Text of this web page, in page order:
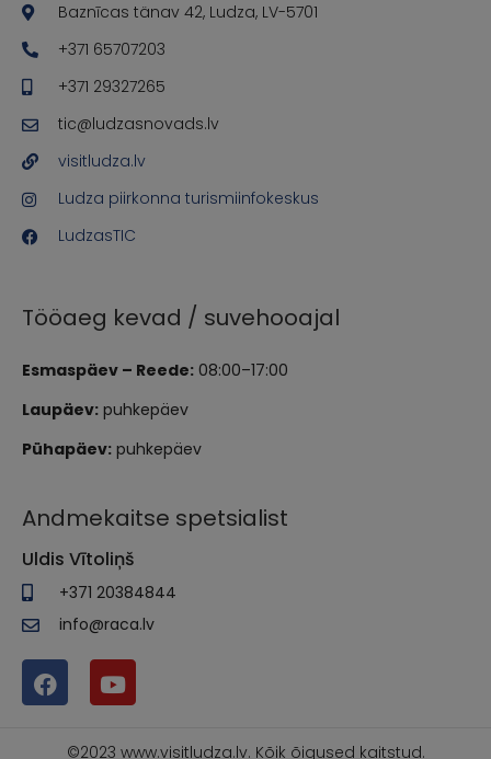
Baznīcas tänav 42, Ludza, LV-5701
+371 65707203
+371 29327265
tic@ludzasnovads.lv
visitludza.lv
Ludza piirkonna turismiinfokeskus
LudzasTIC
Tööaeg kevad / suvehooajal
Esmaspäev – Reede: 08:00–17:00
Laupäev: puhkepäev
Pühapäev: puhkepäev
Andmekaitse spetsialist
Uldis Vītoliņš
+371 20384844
info@raca.lv
©2023 www.visitludza.lv. Kõik õigused kaitstud.